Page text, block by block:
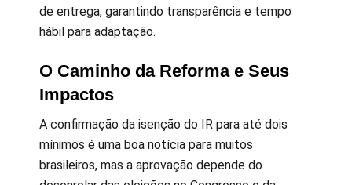
de entrega, garantindo transparência e tempo
hábil para adaptação.
O Caminho da Reforma e Seus
Impactos
A confirmação da isenção do IR para até dois
mínimos é uma boa notícia para muitos
brasileiros, mas a aprovação depende do